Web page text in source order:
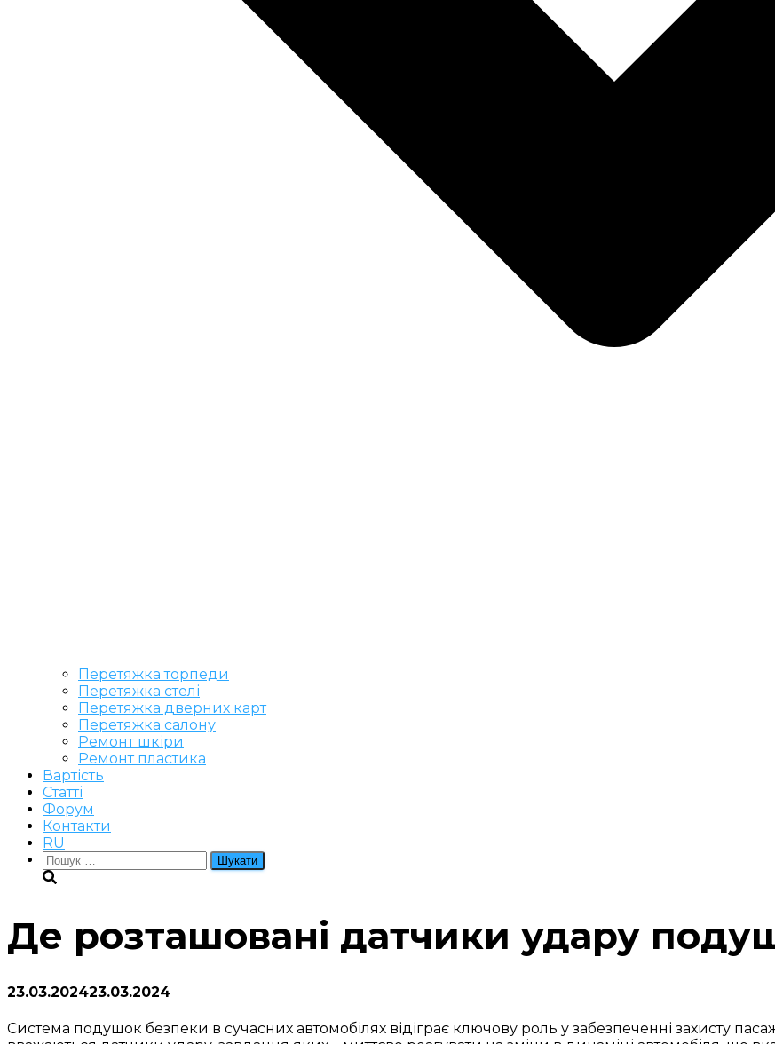
Перетяжка торпеди
Перетяжка стелі
Перетяжка дверних карт
Перетяжка салону
Ремонт шкіри
Ремонт пластика
Вартість
Статті
Форум
Контакти
RU
Пошук:
Де розташовані датчики удару
23.03.202423.03.2024
Система подушок безпеки в сучасних автомобілях відіграє ключову роль у забезпеченні захисту